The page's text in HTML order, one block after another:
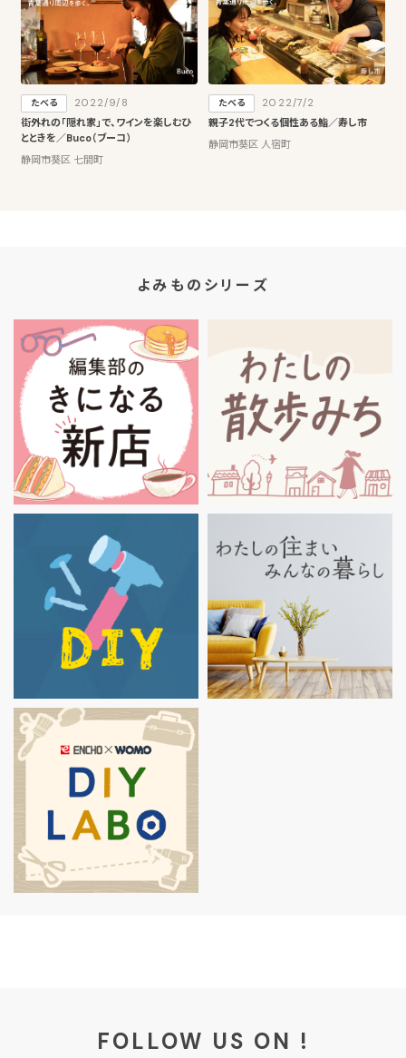
たべる
2022/9/8
街外れの「隠れ家」で、ワインを楽しむひ
とときを／Buco（ブーコ）
静岡市葵区 七間町
たべる
2022/7/2
親子2代でつくる個性ある鮨／寿し市
静岡市葵区 人宿町
よみものシリーズ
FOLLOW US ON !